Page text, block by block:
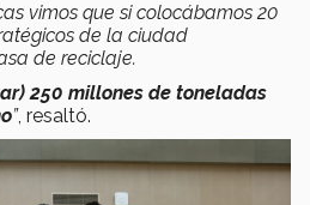
vimos que si colocábamos 20
de la ciudad
de reciclaje.
250 millones de toneladas
”, resaltó.